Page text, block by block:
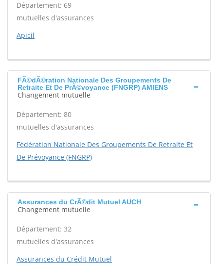
Département: 69
mutuelles d'assurances
Apicil
FÃ©dÃ©ration Nationale Des Groupements De
Retraite Et De PrÃ©voyance (FNGRP) AMIENS
Changement mutuelle
Département: 80
mutuelles d'assurances
Fédération Nationale Des Groupements De Retraite Et
De Prévoyance (FNGRP)
Assurances du CrÃ©dit Mutuel AUCH
Changement mutuelle
Département: 32
mutuelles d'assurances
Assurances du Crédit Mutuel